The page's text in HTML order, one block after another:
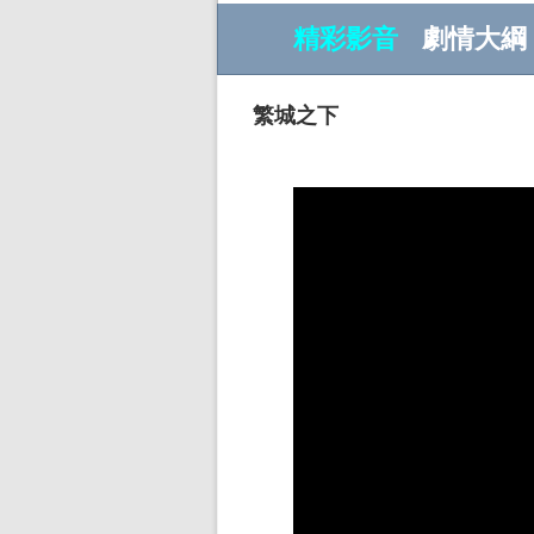
精彩影音 劇情大綱
繁城之下